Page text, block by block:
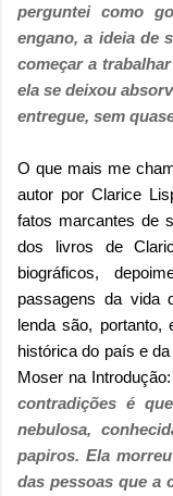
perguntei como
engano, a ideia de
começar a
ela se deixou
entregue, sem
O que mais me
autor por Clarice
fatos marcantes de
dos livros de
biográficos,
passagens da vida
lenda são, portanto,
histórica do país e
Moser na Introdução:
contradições é
nebulosa,
papiros. Ela
das pessoas que a